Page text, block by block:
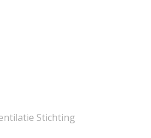
Stichting